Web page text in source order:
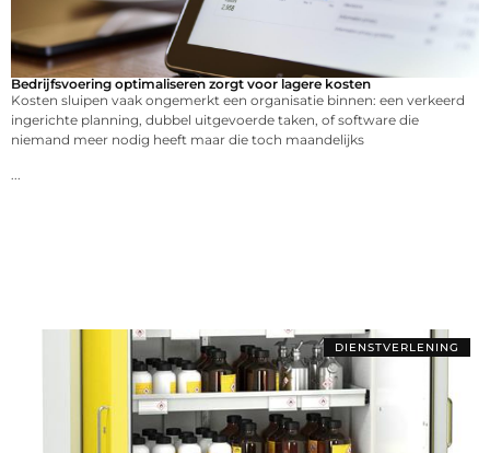
Bedrijfsvoering optimaliseren zorgt voor lagere kosten
Kosten sluipen vaak ongemerkt een organisatie binnen: een verkeerd
ingerichte planning, dubbel uitgevoerde taken, of software die
niemand meer nodig heeft maar die toch maandelijks
...
DIENSTVERLENING